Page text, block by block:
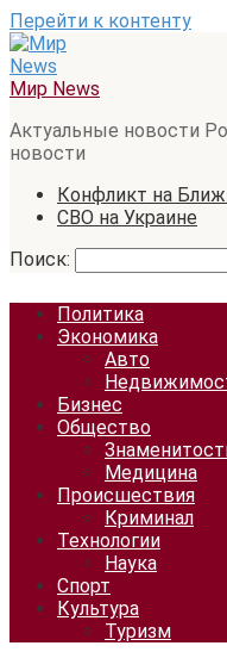
Перейти к контенту
Мир News
Актуальные новости
новости
Конфликт на
СВО на Украине
Поиск:
Политика
Экономика
Авто
Бизнес
Общество
Медицина
Происшествия
Криминал
Технологии
Наука
Спорт
Культура
Туризм